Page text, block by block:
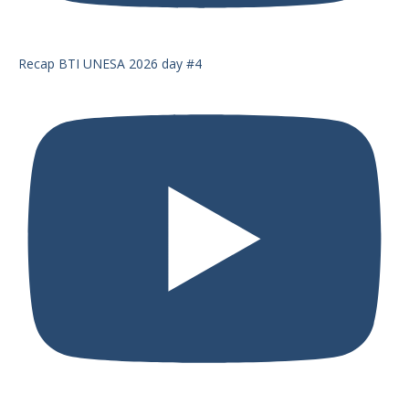
Recap BTI UNESA 2026 day #4